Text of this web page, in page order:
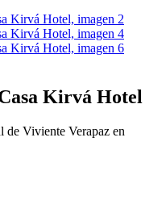
Kirvá Hotel
Viviente Verapaz en